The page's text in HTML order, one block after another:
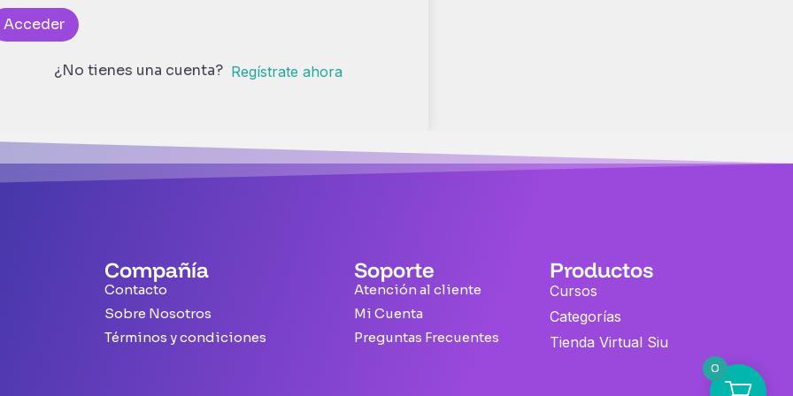
Acceder
¿No tienes una cuenta? Regístrate ahora
Compañía
Contacto
Sobre Nosotros
Términos y condiciones
Soporte
Atención al cliente
Mi Cuenta
Preguntas Frecuentes
Productos
Cursos
Categorías
Tienda Virtual Siu
0